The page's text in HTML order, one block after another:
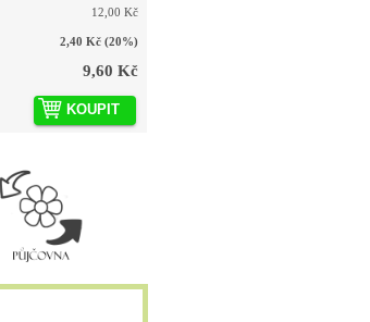
12,00 Kč
2,40 Kč (20%)
9,60 Kč
KOUPIT